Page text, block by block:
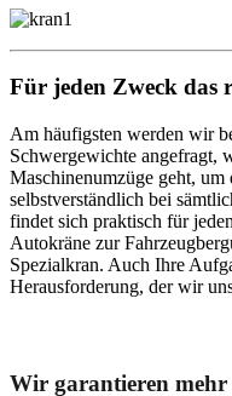
Für jeden Zweck das
Am häufigsten werden wir
Schwergewichte angefragt,
Maschinenumzüge geht,
selbstverständlich bei
findet sich praktisch für
Autokräne zur
Spezialkran. Auch Ihre
Herausforderung, der wir
Wir garantieren mehr